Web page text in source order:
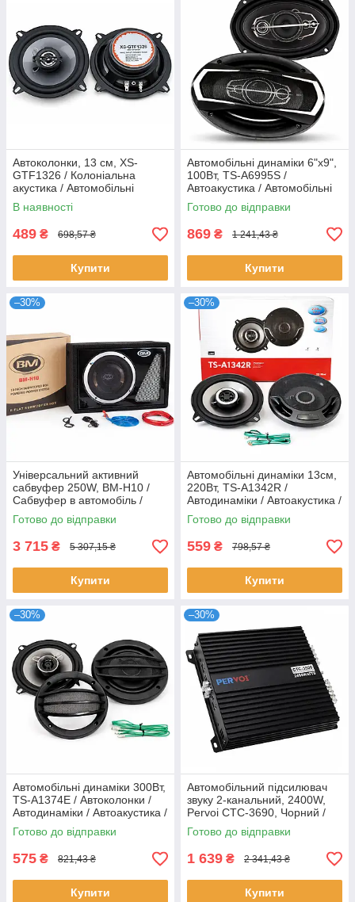
Автоколонки, 13 см, XS-
GTF1326 / Колоніальна
акустика / Автомобільні
динаміки в машину /
Автоакустика
В наявності
489 ₴ 698,57 ₴
Купити
Автомобільні динаміки 6"х9",
100Вт, TS-A6995S /
Автоакустика / Автомобільні
колонки в машину /
Автодинаміки
Готово до відправки
869 ₴ 1 241,43 ₴
Купити
–30%
Універсальний активний
сабвуфер 250W, BM-H10 /
Сабвуфер в автомобіль /
Активний сабвуфер в машину
Готово до відправки
3 715 ₴ 5 307,15 ₴
Купити
–30%
Автомобільні динаміки 13см,
220Вт, TS-A1342R /
Автодинаміки / Автоакустика /
Автомобільні колонки в
машину
Готово до відправки
559 ₴ 798,57 ₴
Купити
–30%
Автомобільні динаміки 300Вт,
TS-A1374E / Автоколонки /
Автодинаміки / Автоакустика /
Автомобільні колонки в
машину
Готово до відправки
575 ₴ 821,43 ₴
Купити
–30%
Автомобільний підсилювач
звуку 2-канальний, 2400W,
Pervoi CTC-3690, Чорний /
Автопідсилювач звуку /
Підсилювач звуку в авто
Готово до відправки
1 639 ₴ 2 341,43 ₴
Купити